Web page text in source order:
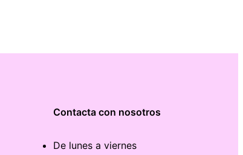
Contacta con nosotros
De lunes a viernes